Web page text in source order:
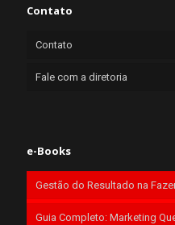
Contato
Contato
Fale com a diretoria
e-Books
Gestão do Resultado na
Guia Completo: Marketing